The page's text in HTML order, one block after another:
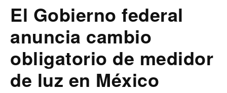
El Gobierno federal
anuncia cambio
obligatorio de medidor
de luz en México